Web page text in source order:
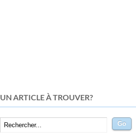
UN ARTICLE À TROUVER?